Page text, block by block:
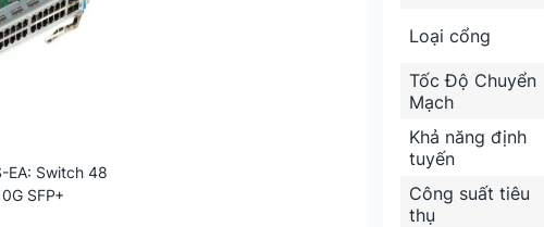
EA: Switch 48
SFP+
Loại cổng
Tốc Độ Chuyển
Mạch
Khả năng định
tuyến
Công suất tiêu
thụ